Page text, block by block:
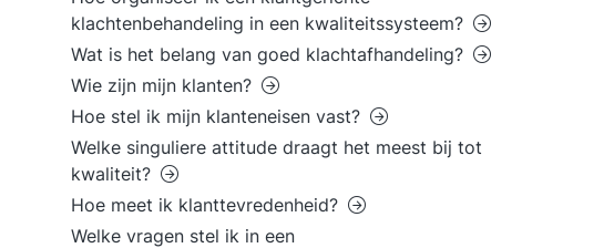
klachtenbehandeling in een kwaliteitssysteem?
Wat is het belang van goed klachtafhandeling?
Wie zijn mijn klanten?
Hoe stel ik mijn klanteneisen vast?
Welke singuliere attitude draagt het meest bij tot
kwaliteit?
Hoe meet ik klanttevredenheid?
Welke vragen stel ik in een